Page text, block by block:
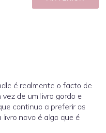
é realmente o facto de
de um livro gordo e
continuo a preferir os
novo é algo que é